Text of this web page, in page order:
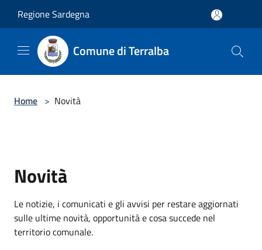
Regione Sardegna
Comune di Terralba
Home > Novità
Novità
Le notizie, i comunicati e gli avvisi per restare aggiornati
sulle ultime novità, opportunità e cosa succede nel
territorio comunale.